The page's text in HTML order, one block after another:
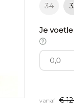
34
Je
vanaf €